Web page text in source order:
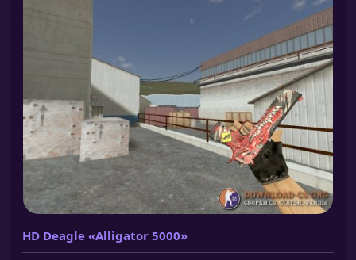
HD Deagle «Alligator 5000»